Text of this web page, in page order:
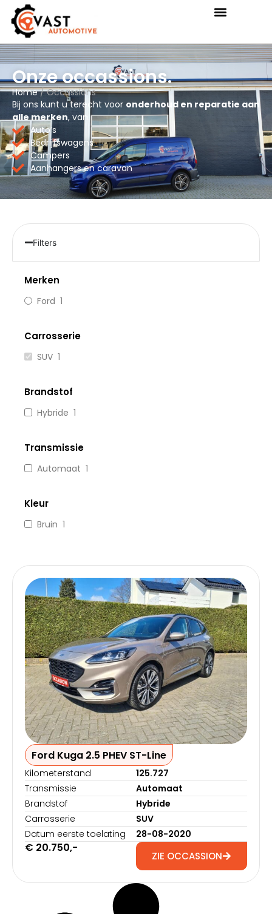
Onze occassions.
Home/ Occassions
Bij ons kunt u terecht voor onderhoud en reparatie aan
alle merken, van:
Auto’s
Bedrijfswagens
Campers
Aanhangers en caravan
Filters
Merken
Ford 1
Carrosserie
SUV 1
Brandstof
Hybride 1
Transmissie
Automaat 1
Kleur
Bruin 1
Ford Kuga 2.5 PHEV ST-Line
Kilometerstand
125.727
Transmissie
Automaat
Brandstof
Hybride
Carrosserie
SUV
Datum eerste toelating
28-08-2020
€ 20.750,-
ZIE OCCASSION